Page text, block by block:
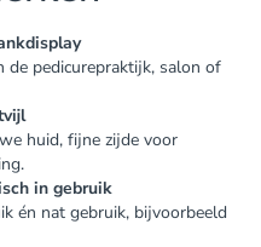
de pedicurepraktijk, salon of
huid, fijne zijde voor
in gebruik
én nat gebruik, bijvoorbeeld